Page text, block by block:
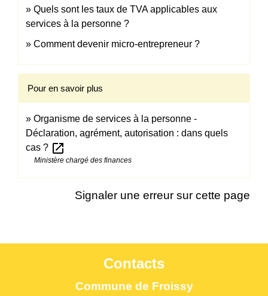
Quels sont les taux de TVA applicables aux
services à la personne ?
Comment devenir micro-entrepreneur ?
Pour en savoir plus
Organisme de services à la personne -
Déclaration, agrément, autorisation : dans quels
cas ? open_in_new
Ministère chargé des finances
Signaler une erreur sur cette page
Contacts
Commune de Froissy